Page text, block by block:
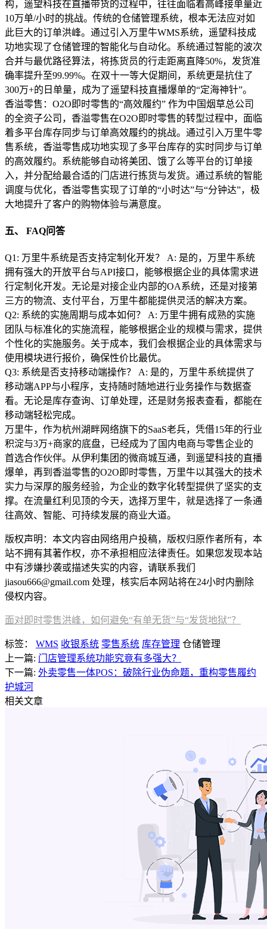
构，遥望科技在直播带货的过程中，往往面临着高峰接单量近
10万单/小时的挑战。传统的仓储管理系统，根本无法应对如
此巨大的订单洪峰。通过引入万里牛WMS系统，遥望科技成
功地实现了仓储管理的智能化与自动化。系统通过智能的波次
合并与最优路径算法，将拣货员的行走距离直降50%，发货准
确率提升至99.99%。在双十一等大促期间，系统更是抗住了
300万+的日单量，成为了遥望科技直播爆单的“定海神针”。
香溢零售：O2O即时零售的“高效履约” 作为中国烟草总公司
的全资子公司，香溢零售在O2O即时零售的转型过程中，面临
着多平台库存同步与订单高效履约的挑战。通过引入万里牛零
售系统，香溢零售成功地实现了多平台库存的实时同步与订单
的高效履约。系统能够自动将美团、饿了么等平台的订单接
入，并分配给最合适的门店进行拣货与发货。通过系统的智能
调度与优化，香溢零售实现了订单的“小时达”与“分钟达”，极
大地提升了客户的购物体验与满意度。
五、 FAQ问答
Q1: 万里牛系统是否支持定制化开发？ A: 是的，万里牛系统
拥有强大的开放平台与API接口，能够根据企业的具体需求进
行定制化开发。无论是对接企业内部的OA系统，还是对接第
三方的物流、支付平台，万里牛都能提供灵活的解决方案。
Q2: 系统的实施周期与成本如何？ A: 万里牛拥有成熟的实施
团队与标准化的实施流程，能够根据企业的规模与需求，提供
个性化的实施服务。关于成本，我们会根据企业的具体需求与
使用模块进行报价，确保性价比最优。
Q3: 系统是否支持移动端操作？ A: 是的，万里牛系统提供了
移动端APP与小程序，支持随时随地进行业务操作与数据查
看。无论是库存查询、订单处理，还是财务报表查看，都能在
移动端轻松完成。
万里牛，作为杭州湖畔网络旗下的SaaS老兵，凭借15年的行业
积淀与3万+商家的底盘，已经成为了国内电商与零售企业的
首选合作伙伴。从伊利集团的微商城互通，到遥望科技的直播
爆单，再到香溢零售的O2O即时零售，万里牛以其强大的技术
实力与深厚的服务经验，为企业的数字化转型提供了坚实的支
撑。在流量红利见顶的今天，选择万里牛，就是选择了一条通
往高效、智能、可持续发展的商业大道。
版权声明：本文内容由网络用户投稿，版权归原作者所有，本
站不拥有其著作权，亦不承担相应法律责任。如果您发现本站
中有涉嫌抄袭或描述失实的内容，请联系我们
jiasou666@gmail.com 处理，核实后本网站将在24小时内删除
侵权内容。
面对即时零售洪峰，如何避免“有单无货”与“发货地狱”？
标签： WMS 收银系统 零售系统 库存管理 仓储管理
上一篇: 门店管理系统功能究竟有多强大？
下一篇: 外卖零售一体POS：破除行业伪命题，重构零售履约
护城河
相关文章